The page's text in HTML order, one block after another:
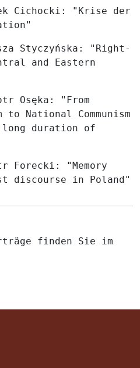
Cichocki: "Krise der
Styczyńska: "Right-
and Eastern
Osęka: "From
National Communism
long duration of
Forecki: "Memory
discourse in Poland"
finden Sie im